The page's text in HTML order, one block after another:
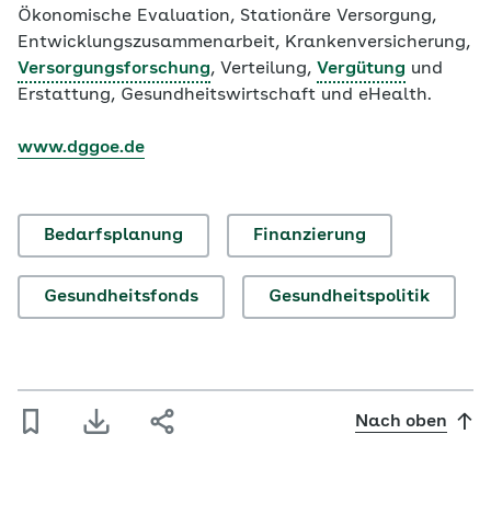
Ökonomische Evaluation, Stationäre Versorgung,
Entwicklungszusammenarbeit, Krankenversicherung,
Versorgungsforschung, Verteilung, Vergütung und
Erstattung, Gesundheitswirtschaft und eHealth.
www.dggoe.de
Bedarfsplanung Finanzierung
Gesundheitsfonds Gesundheitspolitik
Nach oben